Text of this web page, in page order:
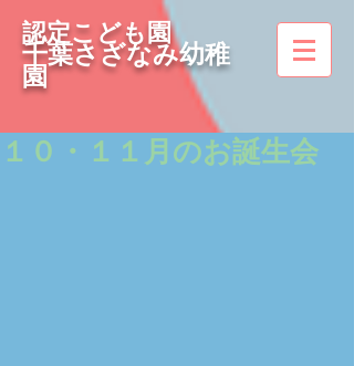
認定こども園
千葉さざなみ幼稚
園
１０・１１月のお誕生会